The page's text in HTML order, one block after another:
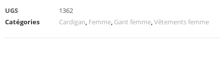
UGS
1362
Catégories
Cardigan, Femme, Gant femme,Vêtements femme